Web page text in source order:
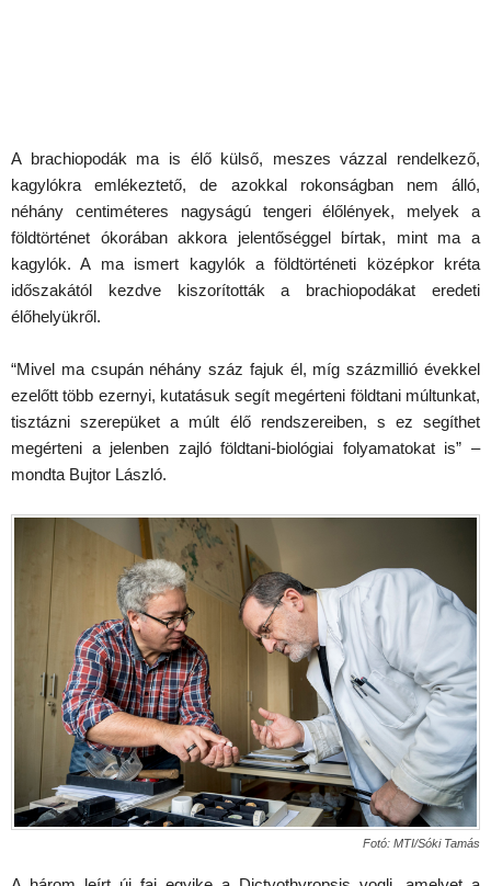
A brachiopodák ma is élő külső, meszes vázzal rendelkező,
kagylókra emlékeztető, de azokkal rokonságban nem álló,
néhány centiméteres nagyságú tengeri élőlények, melyek a
földtörténet ókorában akkora jelentőséggel bírtak, mint ma a
kagylók. A ma ismert kagylók a földtörténeti középkor kréta
időszakától kezdve kiszorították a brachiopodákat eredeti
élőhelyükről.
“Mivel ma csupán néhány száz fajuk él, míg százmillió évekkel
ezelőtt több ezernyi, kutatásuk segít megérteni földtani múltunkat,
tisztázni szerepüket a múlt élő rendszereiben, s ez segíthet
megérteni a jelenben zajló földtani-biológiai folyamatokat is” –
mondta Bujtor László.
Fotó: MTI/Sóki Tamás